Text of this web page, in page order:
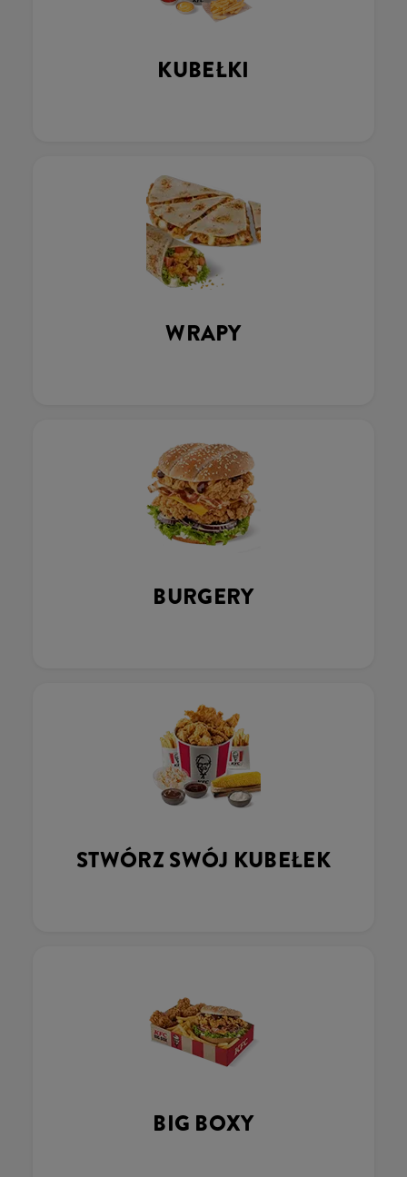
KUBEŁKI
WRAPY
BURGERY
STWÓRZ SWÓJ KUBEŁEK
BIG BOXY